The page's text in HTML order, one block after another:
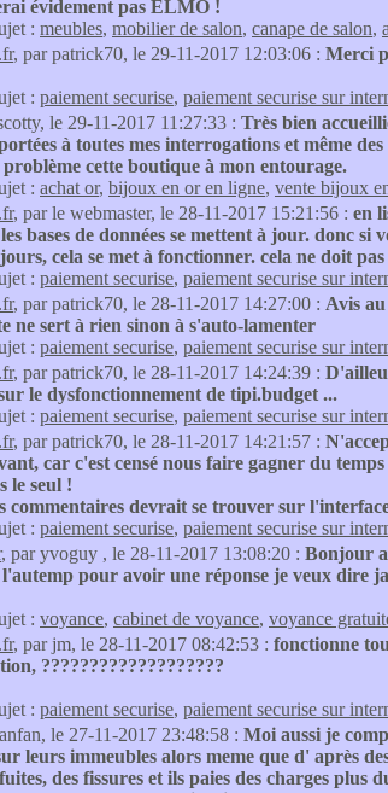
évidement pas ELMO !
: meubles, mobilier de salon, canape de salon,
, par patrick70, le 29-11-2017 12:03:06 : Merci
: paiement securise, paiement securise sur
le 29-11-2017 11:27:33 : Très bien
à toutes mes interrogations et même des
cette boutique à mon entourage.
: achat or, bijoux en or en ligne, vente bijoux
, par le webmaster, le 28-11-2017 15:21:56 : en
bases de données se mettent à jour. donc
cela se met à fonctionner. cela ne doit
: paiement securise, paiement securise sur
, par patrick70, le 28-11-2017 14:27:00 : Avis
ne sert à rien sinon à s'auto-lamenter
: paiement securise, paiement securise sur
, par patrick70, le 28-11-2017 14:24:39 :
le dysfonctionnement de tipi.budget ...
: paiement securise, paiement securise sur
, par patrick70, le 28-11-2017 14:21:57 :
car c'est censé nous faire gagner du
le seul !
commentaires devrait se trouver sur
: paiement securise, paiement securise sur
, par yvoguy , le 28-11-2017 13:08:20 : Bonjour
pour avoir une réponse je veux dire
: voyance, cabinet de voyance, voyance
, par jm, le 28-11-2017 08:42:53 : fonctionne
???????????????????
: paiement securise, paiement securise sur
le 27-11-2017 23:48:58 : Moi aussi je
leurs immeubles alors meme que d' après
des fissures et ils paies des charges